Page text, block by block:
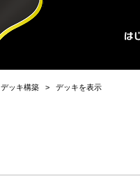
デッキ構築 デッキを表示